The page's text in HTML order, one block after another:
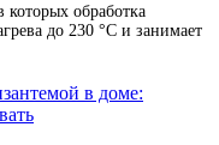
которых обработка
до 230 °С и занимает
в доме: